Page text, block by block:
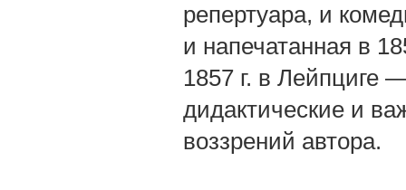
репертуара, и
и напечатанная в
1857 г. в Лейпциге
дидактические и
воззрений автора.